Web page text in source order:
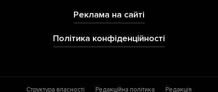
Реклама на сайті
Політика конфіденційності
Структура власності Редакційна політика Редакція